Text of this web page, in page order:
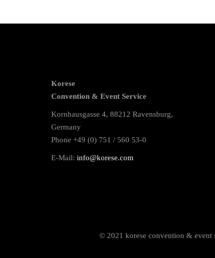
Korese
Convention & Event Service
Kornhausgasse 4, 88212 Ravensburg,
Germany
Phone +49 (0) 751 / 560 53-0
E-Mail: info@korese.com
© 2021 korese convention & event